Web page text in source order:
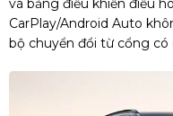
và bảng điều khiển điều
CarPlay/Android Auto
bộ chuyển đổi từ cổng có